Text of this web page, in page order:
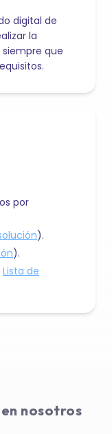
digital de
la
que
por
).
).
Lista de
nosotros